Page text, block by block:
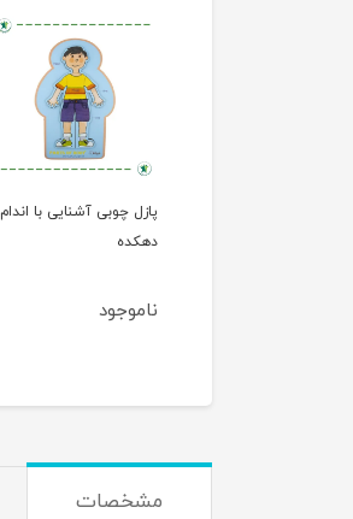
پازل چوبی آشنایی با اندام
دهکده
ناموجود
مشخصات